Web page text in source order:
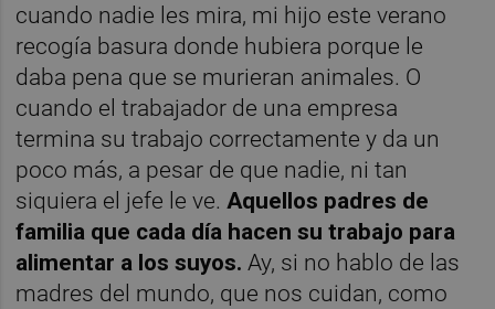
cuando nadie les mira, mi hijo este verano
recogía basura donde hubiera porque le
daba pena que se murieran animales. O
cuando el trabajador de una empresa
termina su trabajo correctamente y da un
poco más, a pesar de que nadie, ni tan
siquiera el jefe le ve.Aquellos padres de
familia que cada día hacen su trabajo para
alimentar a los suyos. Ay, si no hablo de las
madres del mundo, que nos cuidan, como